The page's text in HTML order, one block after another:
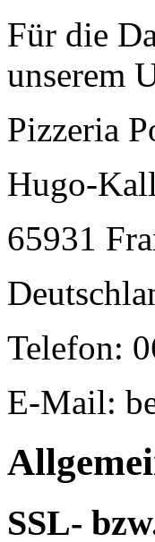
Für die
unserem
Pizzeria
Hugo-
65931
Telefon:
E-Mail:
SSL-